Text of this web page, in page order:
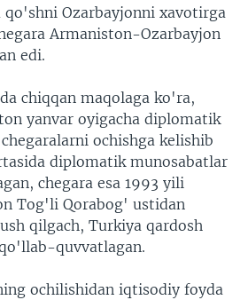
Ozarbayjonni xavotirga
Armaniston-Ozarbayjon
edi.
chiqqan maqolaga ko'ra,
yanvar oyigacha diplomatik
ochishga kelishib
diplomatik munosabatlar
chegara esa 1993 yili
Tog'li Qorabog' ustidan
qilgach, Turkiya qardosh
quvvatlagan.
ochilishidan iqtisodiy foyda